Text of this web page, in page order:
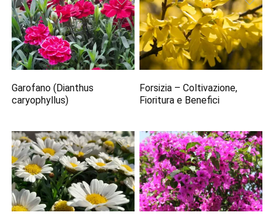
Garofano (Dianthus
caryophyllus)
Forsizia – Coltivazione,
Fioritura e Benefici